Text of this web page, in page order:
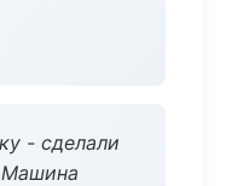
- сделали
Машина